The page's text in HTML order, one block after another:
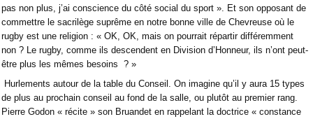
pas non plus, j’ai conscience du côté social du sport ». Et son opposant de
commettre le sacrilège suprême en notre bonne ville de Chevreuse où le
rugby est une religion : « OK, OK, mais on pourrait répartir différemment
non ? Le rugby, comme ils descendent en Division d’Honneur, ils n’ont peut-
être plus les mêmes besoins ? »
Hurlements autour de la table du Conseil. On imagine qu’il y aura 15 types
de plus au prochain conseil au fond de la salle, ou plutôt au premier rang.
Pierre Godon « récite » son Bruandet en rappelant la doctrice « constance